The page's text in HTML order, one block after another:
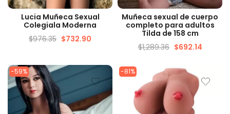
VISTA RÁPIDA
Lucia Muñeca Sexual
Colegiala Moderna
$976.35 $732.90
VISTA RÁPIDA
Muñeca sexual de cuerpo
completo para adultos
Tilda de 158 cm
$1,289.36 $692.14
-59% -81%